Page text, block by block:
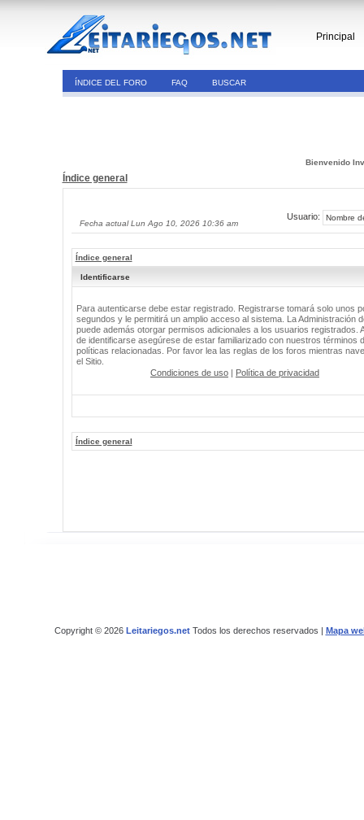
Principal
ÍNDICE DEL FORO FAQ BUSCAR
Bienvenido
Índice general
Fecha actual Lun Ago 10, 2026 10:36 am
Usuario:
Índice general
Identificarse
Para autenticarse debe estar registrado. Registrarse tomará solo unos
segundos y le permitirá un amplio acceso al sistema. La Administración
puede además otorgar permisos adicionales a los usuarios registrados.
de identificarse asegúrese de estar familiarizado con nuestros términos
políticas relacionadas. Por favor lea las reglas de los foros mientras
el Sitio.
Condiciones de uso | Política de privacidad
Índice general
Copyright © 2026 Leitariegos.netTodos los derechos reservados | Mapa